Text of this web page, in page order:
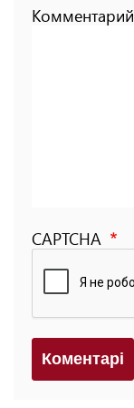
Комментарий
CAPTCHA
Коментарi